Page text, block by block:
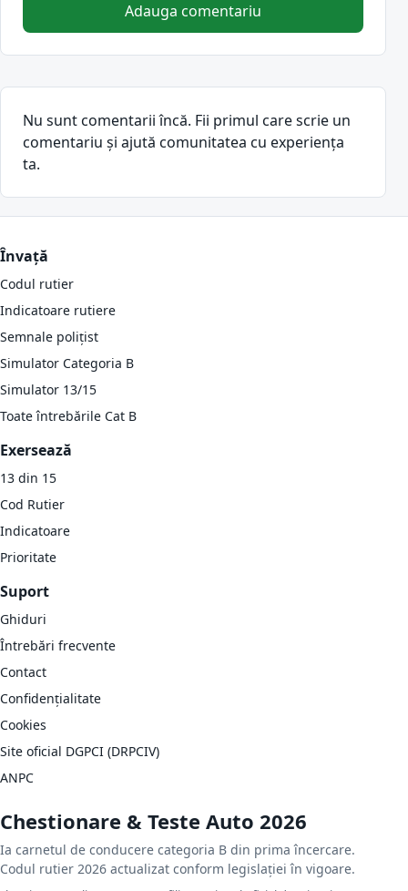
Adauga comentariu
Nu sunt comentarii încă. Fii primul care scrie un
comentariu și ajută comunitatea cu experiența
ta.
Învață
Codul rutier
Indicatoare rutiere
Semnale polițist
Simulator Categoria B
Simulator 13/15
Toate întrebările Cat B
Exersează
13 din 15
Cod Rutier
Indicatoare
Prioritate
Suport
Ghiduri
Întrebări frecvente
Contact
Confidențialitate
Cookies
Site oficial DGPCI (DRPCIV)
ANPC
Chestionare & Teste Auto 2026
Ia carnetul de conducere categoria B din prima încercare.
Codul rutier 2026 actualizat conform legislației în vigoare.